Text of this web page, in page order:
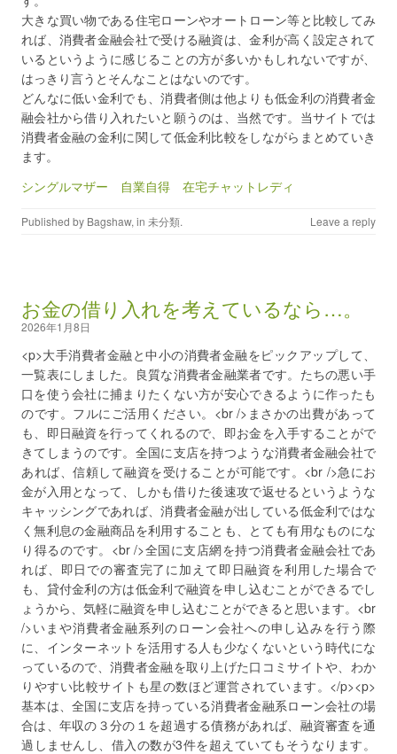
大きな買い物である住宅ローンやオートローン等と比較してみ
れば、消費者金融会社で受ける融資は、金利が高く設定されて
いるというように感じることの方が多いかもしれないですが、
はっきり言うとそんなことはないのです。
どんなに低い金利でも、消費者側は他よりも低金利の消費者金
融会社から借り入れたいと願うのは、当然です。当サイトでは
消費者金融の金利に関して低金利比較をしながらまとめていき
ます。
シングルマザー 自業自得 在宅チャットレディ
Published by Bagshaw, in 未分類. Leave a reply
お金の借り入れを考えているなら…。
2026年1月8日
<p>大手消費者金融と中小の消費者金融をピックアップして、
一覧表にしました。良質な消費者金融業者です。たちの悪い手
口を使う会社に捕まりたくない方が安心できるように作ったも
のです。フルにご活用ください。<br />まさかの出費があって
も、即日融資を行ってくれるので、即お金を入手することがで
きてしまうのです。全国に支店を持つような消費者金融会社で
あれば、信頼して融資を受けることが可能です。<br />急にお
金が入用となって、しかも借りた後速攻で返せるというような
キャッシングであれば、消費者金融が出している低金利ではな
く無利息の金融商品を利用することも、とても有用なものにな
り得るのです。<br />全国に支店網を持つ消費者金融会社であ
れば、即日での審査完了に加えて即日融資を利用した場合で
も、貸付金利の方は低金利で融資を申し込むことができるでし
ょうから、気軽に融資を申し込むことができると思います。<br
/>いまや消費者金融系列のローン会社への申し込みを行う際
に、インターネットを活用する人も少なくないという時代にな
っているので、消費者金融を取り上げた口コミサイトや、わか
りやすい比較サイトも星の数ほど運営されています。</p><p>
基本は、全国に支店を持っている消費者金融系ローン会社の場
合は、年収の３分の１を超過する債務があれば、融資審査を通
過しませんし、借入の数が3件を超えていてもそうなります。